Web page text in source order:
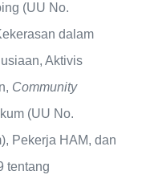
(UU No.
dalam
Aktivis
Community
(UU No.
Pekerja HAM, dan
tentang